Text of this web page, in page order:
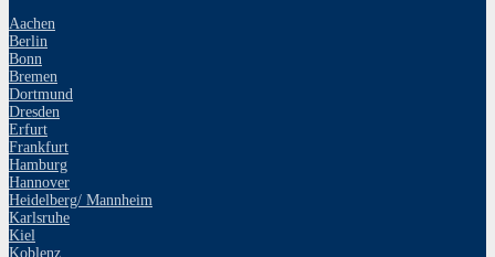
Aachen
Berlin
Bonn
Bremen
Dortmund
Dresden
Erfurt
Frankfurt
Hamburg
Hannover
Heidelberg/ Mannheim
Karlsruhe
Kiel
Koblenz